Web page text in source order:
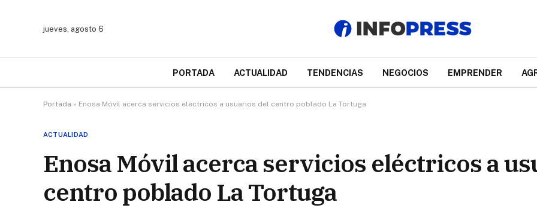
jueves, agosto 6
PORTADA ACTUALIDAD TENDENCIAS NEGOCIOS EMPRENDER
Portada » Enosa Móvil acerca servicios eléctricos a usuarios del centro poblado La Tortuga
ACTUALIDAD
Enosa Móvil acerca servicios eléctricos a
centro poblado La Tortuga